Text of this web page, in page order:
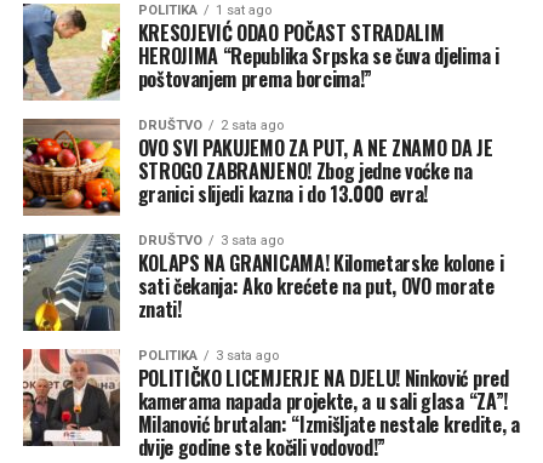
POLITIKA 1 sat ago
KRESOJEVIĆ ODAO POČAST STRADALIM
HEROJIMA “Republika Srpska se čuva djelima i
poštovanjem prema borcima!”
DRUŠTVO 2 sata ago
OVO SVI PAKUJEMO ZA PUT, A NE ZNAMO DA JE
STROGO ZABRANJENO! Zbog jedne voćke na
granici slijedi kazna i do 13.000 evra!
DRUŠTVO 3 sata ago
KOLAPS NA GRANICAMA! Kilometarske kolone i
sati čekanja: Ako krećete na put, OVO morate
znati!
POLITIKA 3 sata ago
POLITIČKO LICEMJERJE NA DJELU! Ninković pred
kamerama napada projekte, a u sali glasa “ZA”!
Milanović brutalan: “Izmišljate nestale kredite, a
dvije godine ste kočili vodovod!”